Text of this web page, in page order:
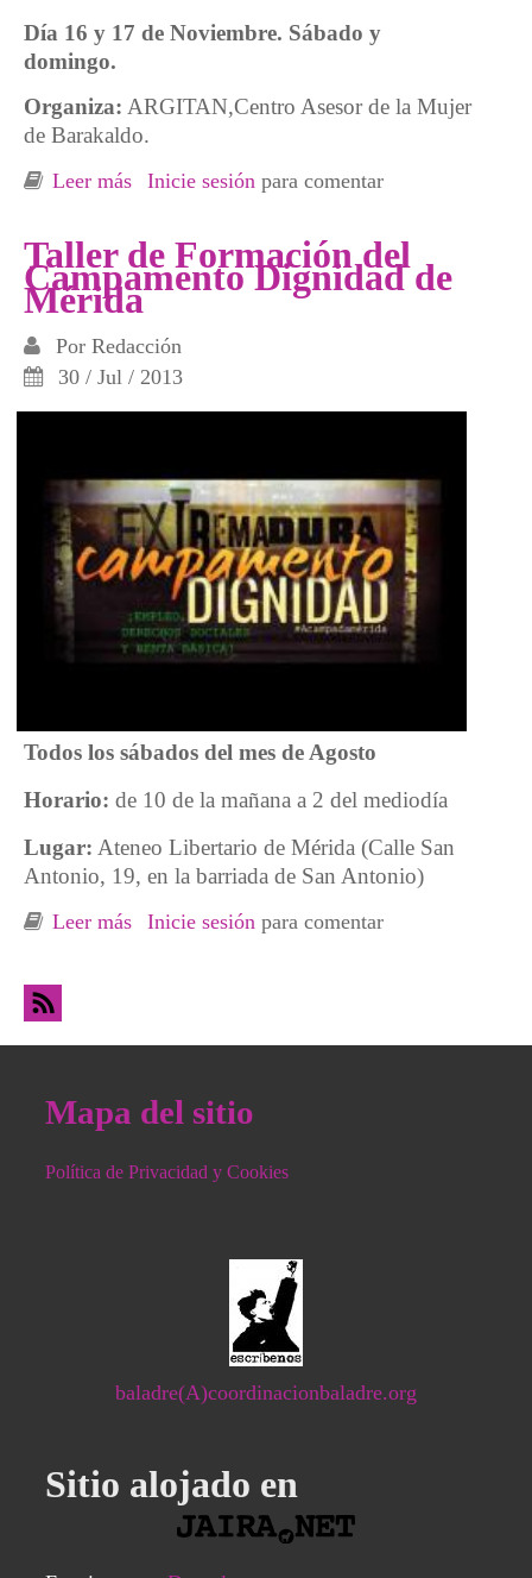
Día 16 y 17 de Noviembre. Sábado y
domingo.
Organiza: ARGITAN,Centro Asesor de la Mujer
de Barakaldo.
Leer más sobre Taller autodefensa para mujeres
Inicie sesión para comentar
Taller de Formación del
Campamento Dignidad de
Mérida
Por Redacción
30 / Jul / 2013
Todos los sábados del mes de Agosto
Horario: de 10 de la mañana a 2 del mediodía
Lugar: Ateneo Libertario de Mérida (Calle San
Antonio, 19, en la barriada de San Antonio)
Leer más sobre Taller de Formación del Campamento
Inicie sesión para comentar
Mapa del sitio
Política de Privacidad y Cookies
baladre(A)coordinacionbaladre.org
Sitio alojado en